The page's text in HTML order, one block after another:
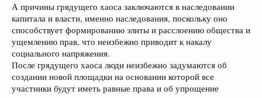
А причины грядущего хаоса заключаются в наследовании
капитала и власти, именно наследования, поскольку оно
способствует формированию элиты и расслоению общества и
ущемлению прав, что неизбежно приводит к накалу
социального напряжения.
После грядущего хаоса люди неизбежно задумаются об
создании новой площадки на основании которой все
участники будут иметь равные права и об упрощение